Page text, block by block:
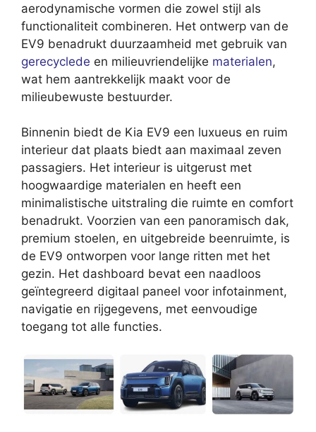
aerodynamische vormen die zowel stijl als
functionaliteit combineren. Het ontwerp van de
EV9 benadrukt duurzaamheid met gebruik van
gerecyclede en milieuvriendelijke materialen,
wat hem aantrekkelijk maakt voor de
milieubewuste bestuurder.
Binnenin biedt de Kia EV9 een luxueus en ruim
interieur dat plaats biedt aan maximaal zeven
passagiers. Het interieur is uitgerust met
hoogwaardige materialen en heeft een
minimalistische uitstraling die ruimte en comfort
benadrukt. Voorzien van een panoramisch dak,
premium stoelen, en uitgebreide beenruimte, is
de EV9 ontworpen voor lange ritten met het
gezin. Het dashboard bevat een naadloos
geïntegreerd digitaal paneel voor infotainment,
navigatie en rijgegevens, met eenvoudige
toegang tot alle functies.